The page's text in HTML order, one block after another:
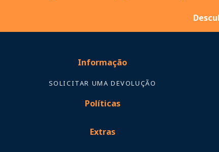
Informação
SOLICITAR UMA DEVOLUÇÃO
Políticas
Extras